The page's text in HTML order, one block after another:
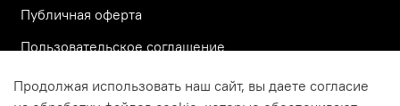
Публичная оферта
Пользовательское соглашение
Политика конфиденциальности
Продолжая использовать наш сайт, вы даете согласие